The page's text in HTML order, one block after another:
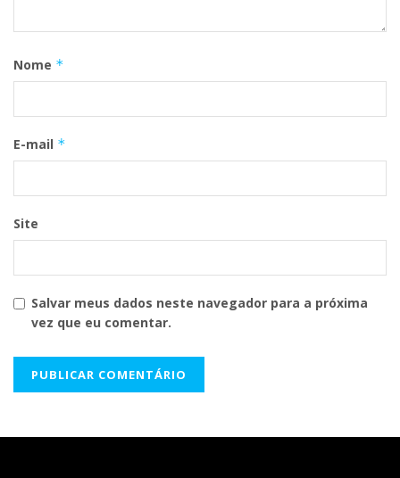
Nome *
E-mail *
Site
Salvar meus dados neste navegador para a próxima
vez que eu comentar.